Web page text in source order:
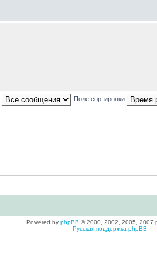
Поле сортировки
Powered by phpBB © 2000, 2002, 2005, 2007
Русская поддержка phpBB